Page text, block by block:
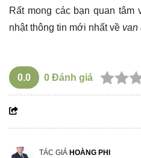
Rất mong các bạn quan tâm
nhật thông tin mới nhất về van
0.0 0 Đánh giá
TÁC GIẢ HOÀNG PHI